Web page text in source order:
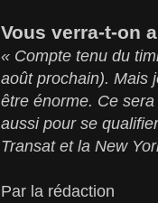
Vous verra-t-on
« Compte tenu du
août prochain). Mais
être énorme. Ce
aussi pour se
Transat et la New
Par la rédaction